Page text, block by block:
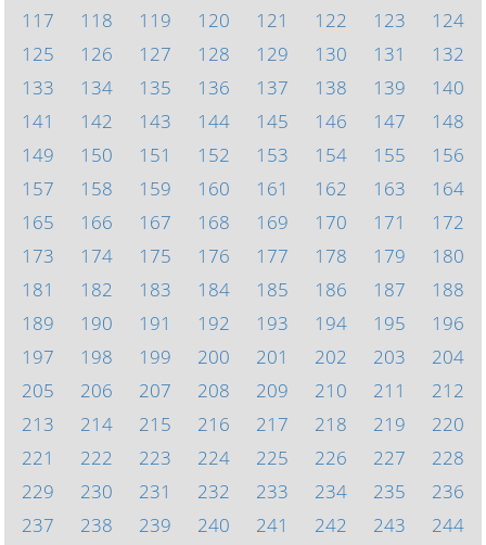
117
118 119 120 121 122 123
124
125
126 127 128 129 130 131
132
133
134 135 136 137 138 139
140
141
142 143 144 145 146 147
148
149
150 151 152 153 154 155
156
157
158 159 160 161 162 163
164
165
166 167 168 169 170 171
172
173
174 175 176 177 178 179
180
181
182 183 184 185 186 187
188
189
190 191 192 193 194 195
196
197
198 199 200 201 202 203
204
205
206 207 208 209 210 211
212
213
214 215 216 217 218 219
220
221
222 223 224 225 226 227
228
229
230 231 232 233 234 235
236
237
238 239 240 241 242 243
244